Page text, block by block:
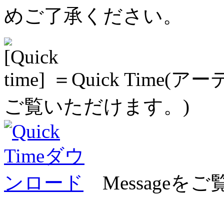
めご了承ください。
＝Quick Time(ア
ご覧いただけます。)
Messageをご